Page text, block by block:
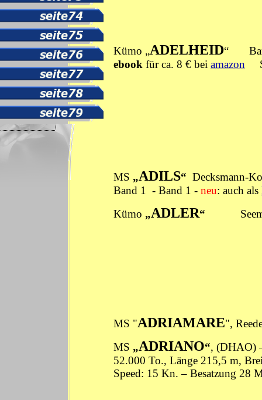
Kümo „ADELHEID“
ebook für ca. 8 € bei amazon
MS „ADILS“ Decksmann-
Band 1
- Band 1 - neu: auch als
Kümo „ADLER“
MS "ADRIAMARE",
MS „ADRIANO“, (DHAO)
52.000 To., Länge 215,5 m,
Speed: 15 Kn. – Besatzung